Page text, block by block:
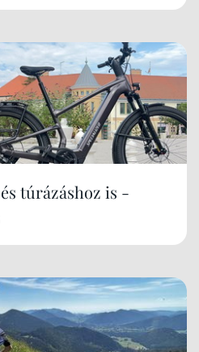
túrázáshoz is -